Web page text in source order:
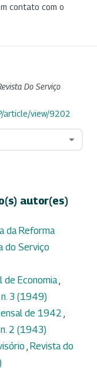
contato com o
Do Serviço
article/view/9202
autor(es)
da Reforma
do Serviço
de Economia,
3 (1949)
de 1942 ,
2 (1943)
, Revista do